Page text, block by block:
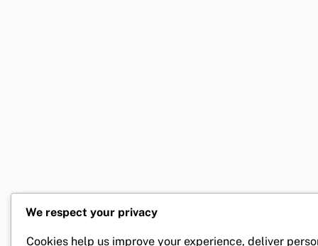
We respect your privacy
Cookies help us improve your experience, deliver